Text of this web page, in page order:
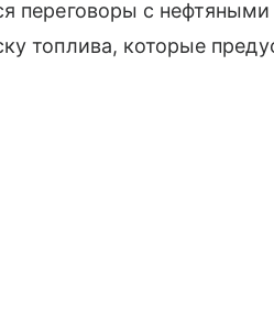
переговоры с
топлива, которые